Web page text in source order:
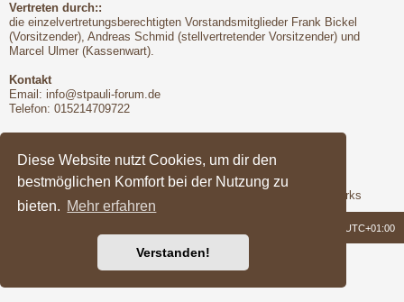
Diese Website nutzt Cookies, um dir den
bestmöglichen Komfort bei der Nutzung zu
bieten. Mehr erfahren
Verstanden!
Vertreten durch::
die einzelvertretungsberechtigten Vorstandsmitglieder Frank Bickel
(Vorsitzender), Andreas Schmid (stellvertretender Vorsitzender) und
Marcel Ulmer (Kassenwart).
Kontakt
Email: info@stpauli-forum.de
Telefon: 015214709722
Hinsichtlich der Nutzungsbedingungen gilt unser Disclaimer
Support
Das Forum wird freundlicherweise unterstützt von Q-MEX Networks
UTC+01:00
Powered byphpBB® Forum Software © phpBB Limited